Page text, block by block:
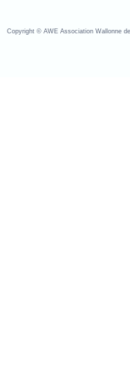
Copyright © AWE Association Wallonne